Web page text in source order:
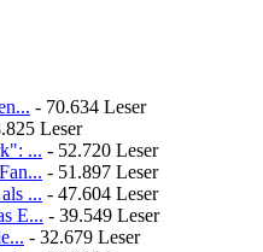
- 70.634 Leser
Leser
... - 52.720 Leser
- 51.897 Leser
... - 47.604 Leser
E... - 39.549 Leser
- 32.679 Leser